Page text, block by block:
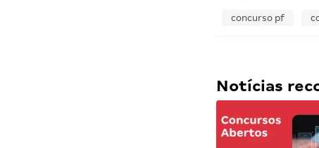
concurso pf
Notícias